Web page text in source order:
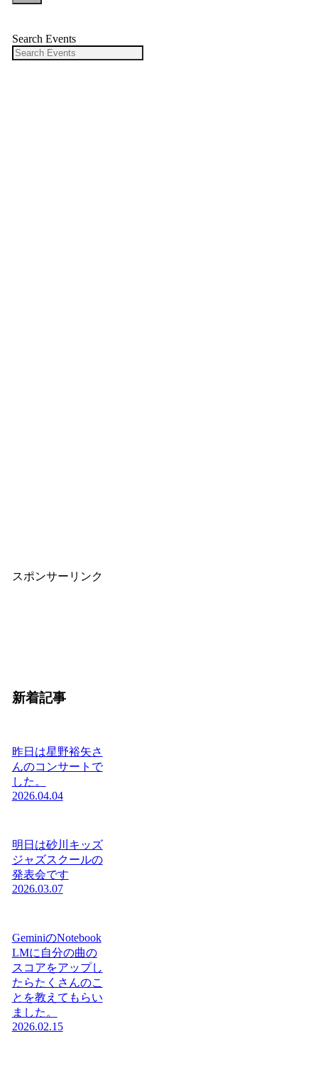
Search Events
スポンサーリンク
新着記事
昨日は星野裕矢さ
んのコンサートで
した。
2026.04.04
明日は砂川キッズ
ジャズスクールの
発表会です
2026.03.07
GeminiのNotebook
LMに自分の曲の
スコアをアップし
たらたくさんのこ
とを教えてもらい
ました。
2026.02.15